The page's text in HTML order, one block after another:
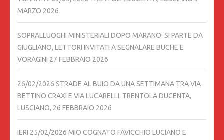
MARZO 2026
SOPRALLUOGHI MINISTERIALI DOPO MARANO: SI PARTE DA
GIUGLIANO, LETTORI INVITATI A SEGNALARE BUCHE E
VORAGINI 27 FEBBRAIO 2026
26/02/2026 STRADE AL BUIO DA UNA SETTIMANA TRA VIA
BETTINO CRAXI E VIA LUCARELLI. TRENTOLA DUCENTA,
LUSCIANO, 26 FEBBRAIO 2026
IERI 25/02/2026 MIO COGNATO FAVICCHIO LUCIANO E